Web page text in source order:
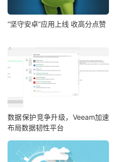
“坚守安卓”应用上线 收高分点赞
数据保护竞争升级，Veeam加速
布局数据韧性平台